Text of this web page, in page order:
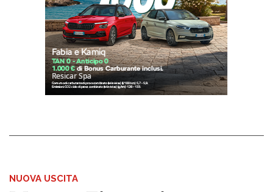
NUOVA USCITA